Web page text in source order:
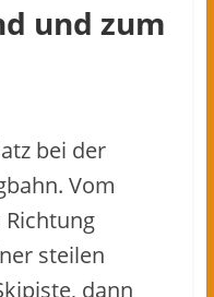
und zum
bei der
Vom
Richtung
steilen
dann